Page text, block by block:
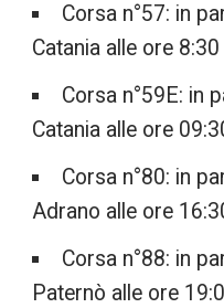
Corsa n°57: in
Catania alle ore 8:30
Corsa n°59E: in
Catania alle ore
Corsa n°80: in
Adrano alle ore
Corsa n°88: in
Paternò alle ore